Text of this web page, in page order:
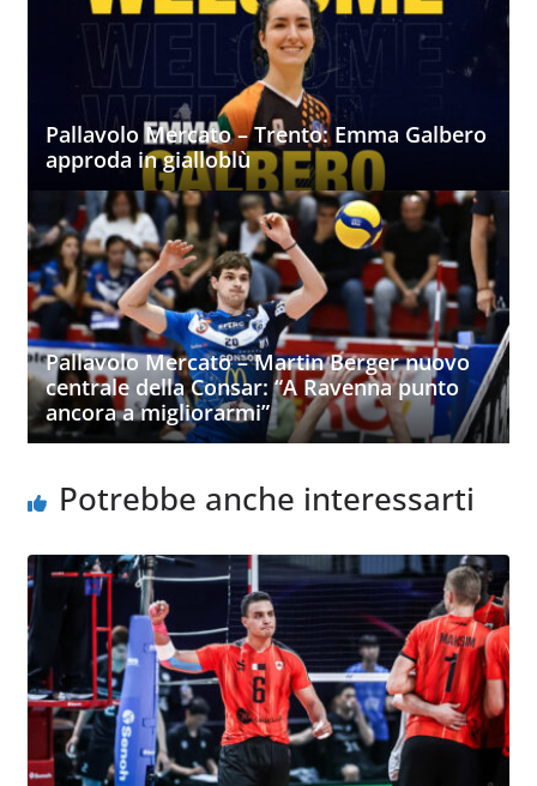
Pallavolo Mercato – Trento: Emma Galbero
approda in gialloblù
Pallavolo Mercato – Martin Berger nuovo
centrale della Consar: “A Ravenna punto
ancora a migliorarmi”
Potrebbe anche interessarti